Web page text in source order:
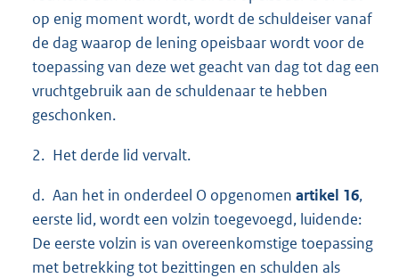
op enig moment wordt, wordt de schuldeiser vanaf
de dag waarop de lening opeisbaar wordt voor de
toepassing van deze wet geacht van dag tot dag een
vruchtgebruik aan de schuldenaar te hebben
geschonken.
2. Het derde lid vervalt.
d. Aan het in onderdeel O opgenomen artikel 16,
eerste lid, wordt een volzin toegevoegd, luidende:
De eerste volzin is van overeenkomstige toepassing
met betrekking tot bezittingen en schulden als